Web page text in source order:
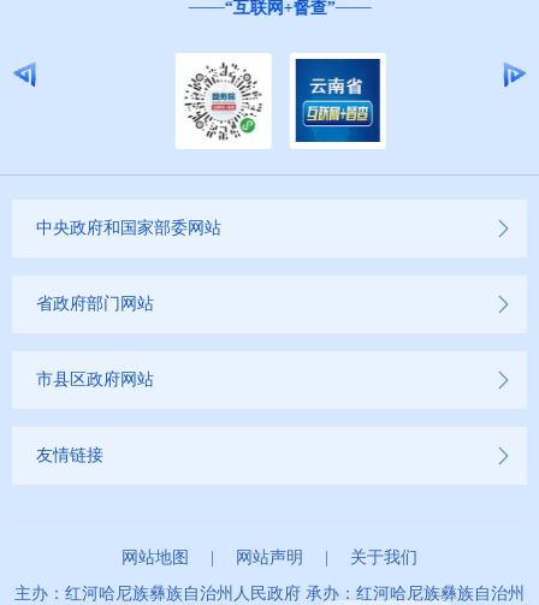
“互联网+督查”
中央政府和国家部委网站
省政府部门网站
市县区政府网站
友情链接
网站地图 | 网站声明 | 关于我们
主办：红河哈尼族彝族自治州人民政府 承办：红河哈尼族彝族自治州